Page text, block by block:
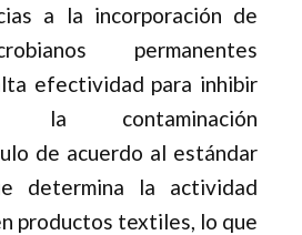
a la incorporación de
permanentes
efectividad para inhibir
contaminación
de acuerdo al estándar
determina la actividad
productos textiles, lo que